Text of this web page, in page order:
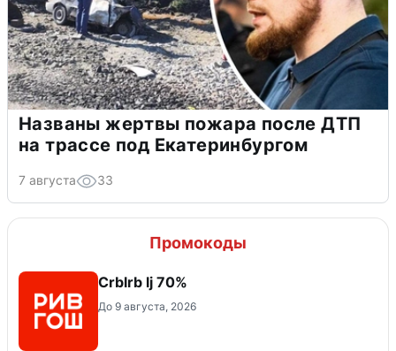
Названы жертвы пожара после ДТП
на трассе под Екатеринбургом
7 августа 33
Промокоды
Crblrb lj 70%
До 9 августа, 2026